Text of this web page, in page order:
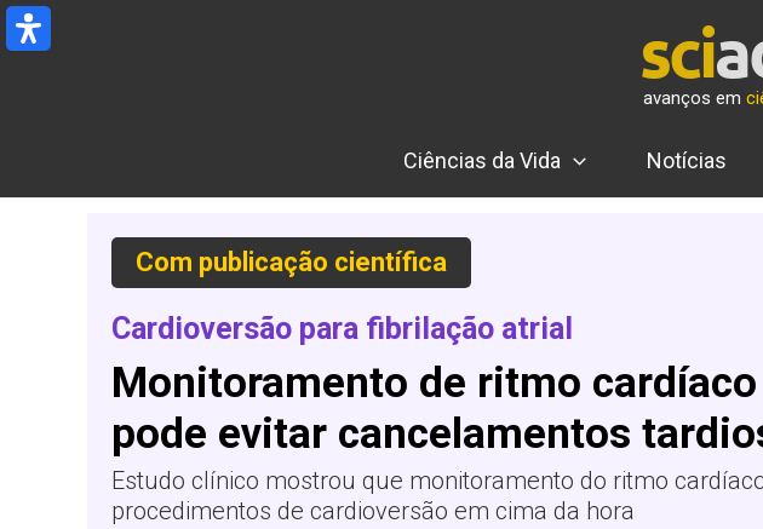
Ir
para
avanços em
Ciências da Vida Notícias
Com publicação científica
Cardioversão para fibrilação atrial
Monitoramento de ritmo
pode evitar cancelamentos
Estudo clínico mostrou que monitoramento do ritmo
procedimentos de cardioversão em cima da hora